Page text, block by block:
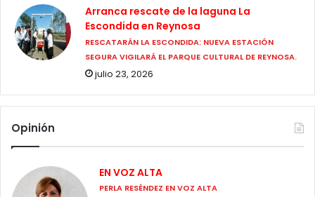
Arranca rescate de la laguna La
Escondida en Reynosa
RESCATARÁN LA ESCONDIDA: NUEVA ESTACIÓN
SEGURA VIGILARÁ EL PARQUE CULTURAL DE REYNOSA.
julio 23, 2026
Opinión
EN VOZ ALTA
PERLA RESÉNDEZ EN VOZ ALTA